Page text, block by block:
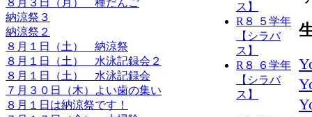
８月３日（月） 種だんご
納涼祭３
納涼祭２
８月１日（土） 納涼祭
８月１日（土） 水泳記録会２
８月１日（土） 水泳記録会
７月３０日（木）よい歯の集い
８月１日は納涼祭です！
ス】
R８ ５学年
【シラバ
ス】
R８ ６学年
【シラバ
ス】